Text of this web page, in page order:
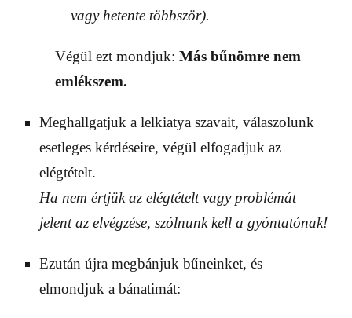
vagy hetente többször).
Végül ezt mondjuk: Más bűnömre nem
emlékszem.
Meghallgatjuk a lelkiatya szavait, válaszolunk
esetleges kérdéseire, végül elfogadjuk az
elégtételt.
Ha nem értjük az elégtételt vagy problémát
jelent az elvégzése, szólnunk kell a gyóntatónak!
Ezután újra megbánjuk bűneinket, és
elmondjuk a bánatimát: